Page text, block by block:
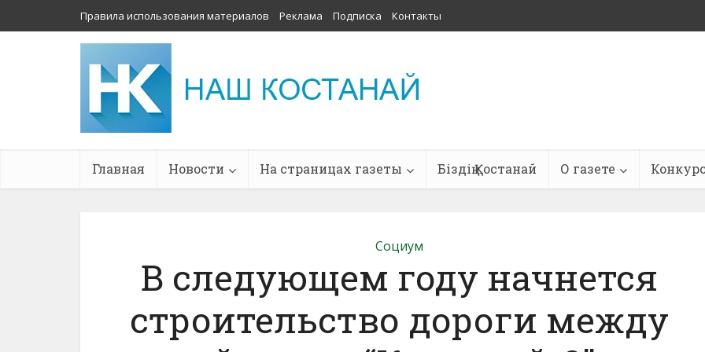
Правила использования материалов Реклама Подписка Контакты
Главная Новости На страницах газеты Біздің Қостанай О газете
Социум
В следующем году начнется
строительство дороги между